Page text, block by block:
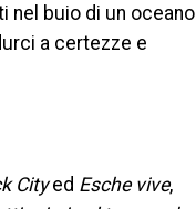
nel buio di un oceano
a certezze e
Cityed Esche vive,